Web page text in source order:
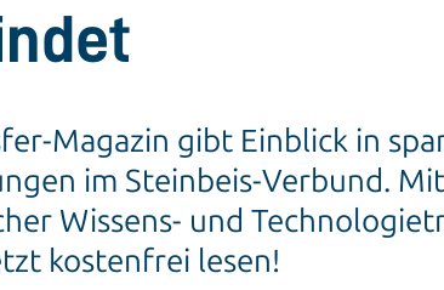
Magazin gibt Einblick in
im Steinbeis-Verbund.
Wissens- und
kostenfrei lesen!